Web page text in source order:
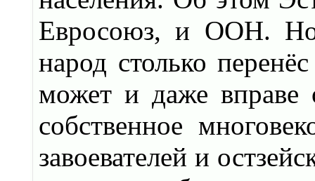
Евросоюз, и ООН. Но
народ столько
может и даже вправе
собственное
завоевателей и